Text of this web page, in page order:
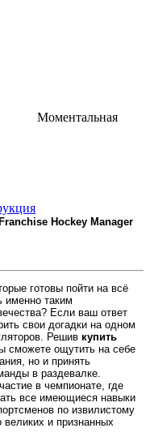
Моментальная
Hockey Manager
готовы пойти на всё
именно таким
Если ваш ответ
свои догадки на одном
Решив купить
сможете ощутить на себе
но и принять
в раздевалке.
в чемпионате, где
все имеющиеся навыки
по извилистому
и признанных